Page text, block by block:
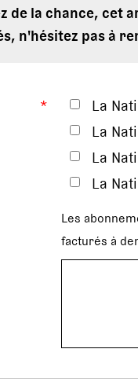
de la chance, cet
n'hésitez pas à
*
La
La
La
La
Les
facturés à